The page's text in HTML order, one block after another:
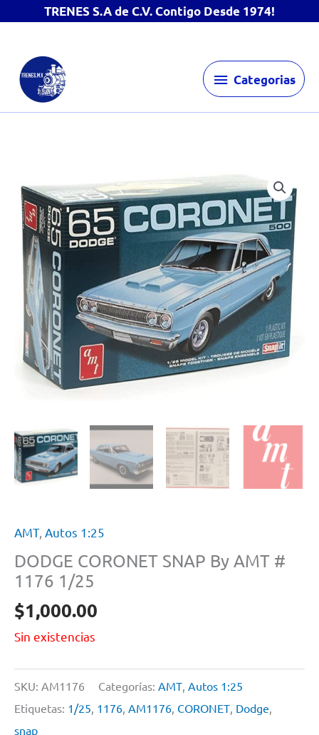
TRENES S.A de C.V. Contigo Desde 1974!
contenido
Categorias
Categorias
AMT, Autos 1:25
DODGE CORONET SNAP By AMT #
1176 1/25
$1,000.00
Sin existencias
SKU: AM1176 Categorías: AMT Autos 1:25
Etiquetas: 1/25 1176 AM1176 CORONET Dodge
snap